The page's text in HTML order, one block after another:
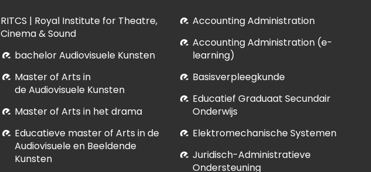
RITCS | Royal Institute for Theatre,
Cinema & Sound
bachelor Audiovisuele Kunsten
Master of Arts in
de Audiovisuele Kunsten
Master of Arts in het drama
Educatieve master of Arts in de
Audiovisuele en Beeldende
Kunsten
Accounting Administration
Accounting Administration (e-
learning)
Basisverpleegkunde
Educatief Graduaat Secundair
Onderwijs
Elektromechanische Systemen
Juridisch-Administratieve
Ondersteuning